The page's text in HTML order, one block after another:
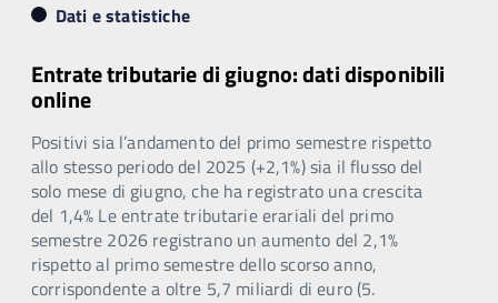
Dati e statistiche
Entrate tributarie di giugno: dati disponibili
online
Positivi sia l’andamento del primo semestre rispetto
allo stesso periodo del 2025 (+2,1%) sia il flusso del
solo mese di giugno, che ha registrato una crescita
del 1,4% Le entrate tributarie erariali del primo
semestre 2026 registrano un aumento del 2,1%
rispetto al primo semestre dello scorso anno,
corrispondente a oltre 5,7 miliardi di euro (5.